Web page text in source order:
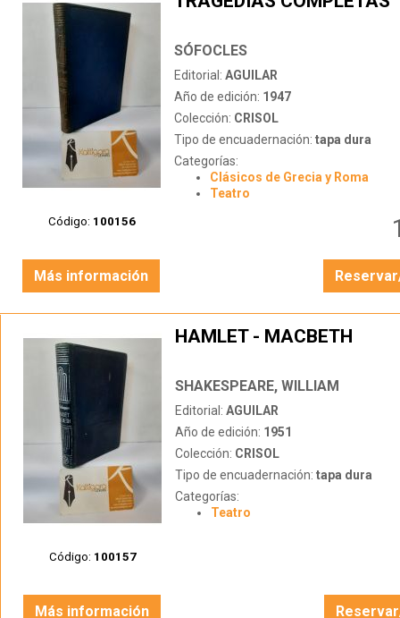
Código: 100156
SÓFOCLES
Editorial: AGUILAR
Año de edición: 1947
Colección: CRISOL
Tipo de encuadernación: tapa dura
Categorías:
Clásicos de Grecia y Roma
Teatro
Más información
Código: 100157
HAMLET - MACBETH
SHAKESPEARE, WILLIAM
Editorial: AGUILAR
Año de edición: 1951
Colección: CRISOL
Tipo de encuadernación: tapa dura
Categorías:
Teatro
Más información